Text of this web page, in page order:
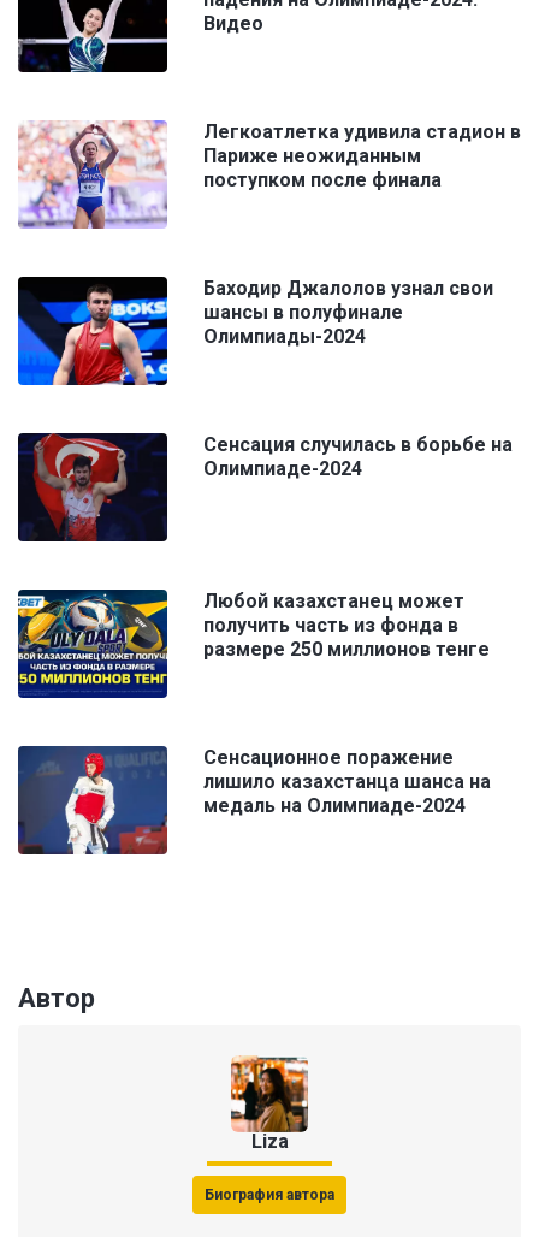
Видео
Легкоатлетка удивила стадион в
Париже неожиданным
поступком после финала
Баходир Джалолов узнал свои
шансы в полуфинале
Олимпиады-2024
Сенсация случилась в борьбе на
Олимпиаде-2024
Любой казахстанец может
получить часть из фонда в
размере 250 миллионов тенге
Сенсационное поражение
лишило казахстанца шанса на
медаль на Олимпиаде-2024
Автор
Liza
Биография автора